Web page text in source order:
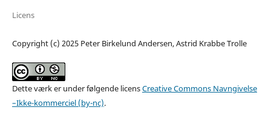
Licens
Copyright (c) 2025 Peter Birkelund Andersen, Astrid Krabbe Trolle
Dette værk er under følgende licensCreative Commons Navngivelse
–Ikke-kommerciel (by-nc).